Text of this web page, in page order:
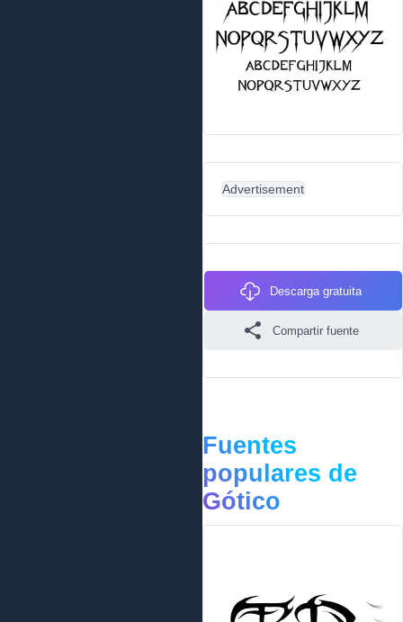
Advertisement
Descarga gratuita
Compartir fuente
Fuentes
populares de
Gótico